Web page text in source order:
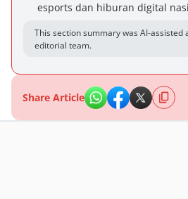
esports dan hiburan digital
This section summary was AI-assisted
editorial team.
Share Article